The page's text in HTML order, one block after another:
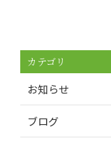
カテゴリ
お知らせ
ブログ